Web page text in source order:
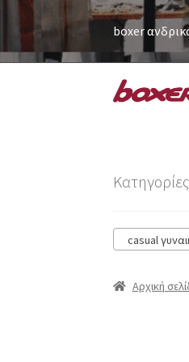
boxer
casual
Αρχική